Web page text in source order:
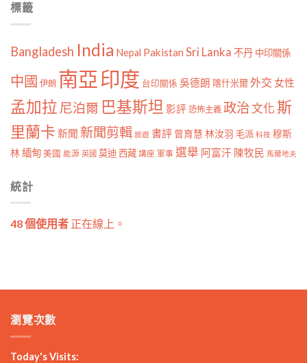
標籤
Bangladesh India Nepal Pakistan Sri Lanka 不丹 中印關係
中國 伊朗 南亞印度 台印關係 吳德朗 喀什米爾外交 女性
孟加拉 尼泊爾 巴基斯坦 影評 恐怖主義 政治文化斯
里蘭卡 新聞 新聞剪輯 旅遊 書評 曾育慧 林汝羽 毛派 科技 穆斯
林 緬甸 美國 能源 英國 莫迪 西藏 講座 軍事 選舉 阿富汗 陳牧民 馬爾地夫
統計
48 個使用者 正在線上。
瀏覽次數
Today's Visits: